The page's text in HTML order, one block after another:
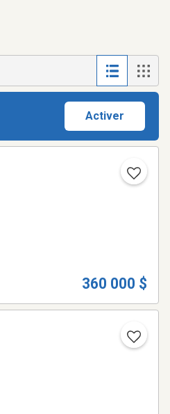
Activer
360 000 $